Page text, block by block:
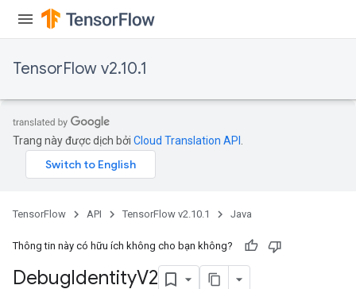
TensorFlow v2.10.1
Trang này được dịch bởi Cloud Translation API
TensorFlow API TensorFlow v2.10.1 Java
Thông tin này có hữu ích không cho bạn không?
DebugIdentityV2